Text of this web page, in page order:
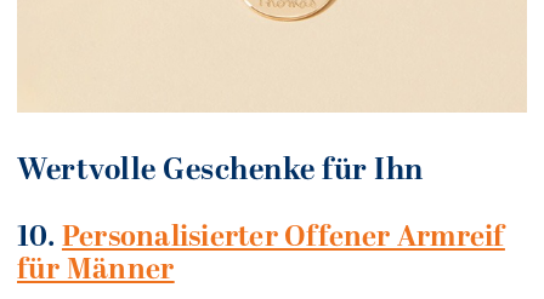
Wertvolle Geschenke für Ihn
10.Personalisierter Offener Armreif
für Männer